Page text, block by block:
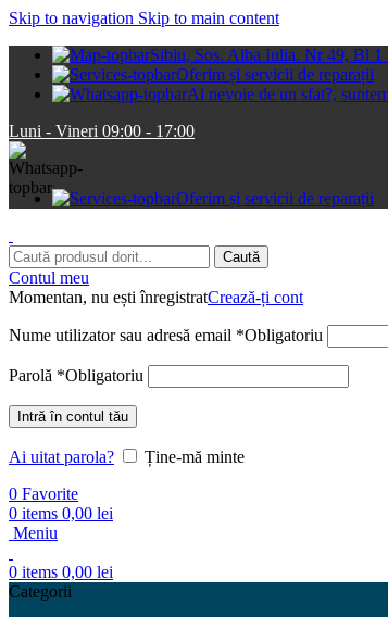
Skip to navigation Skip to main content
Sibiu, Sos. Alba Iulia. Nr 49, Bl 1
Oferim și servicii de reparații
Ai nevoie de un sfat?,
Luni - Vineri 09:00 - 17:00
Oferim și servicii de reparații
Caută
Contul meu
Momentan, nu ești înregistratCrează-ți cont
Nume utilizator sau adresă email *Obligatoriu
Parolă *Obligatoriu
Intră în contul tău
Ai uitat parola?
Ține-mă minte
0 Favorite
0 items 0,00 lei
Meniu
0 items 0,00 lei
Categorii